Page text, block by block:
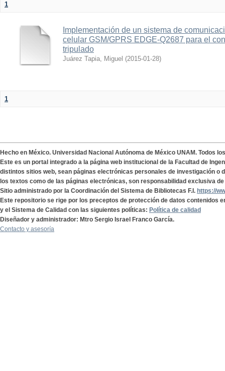
1
Implementación de un sistema de
celular GSM/GPRS EDGE-Q2687 para el
tripulado
Juárez Tapia, Miguel (2015-01-28)
1
Hecho en México. Universidad Nacional Autónoma de México UNAM. Todos
Este es un portal integrado a la página web institucional de la Facultad de
distintos sitios web, sean páginas electrónicas personales de investigación o
los textos como de las páginas electrónicas, son responsabilidad exclusiva
Sitio administrado por la Coordinación del Sistema de Bibliotecas F.I. https://
Este repositorio se rige por los preceptos de protección de datos contenidos
y el Sistema de Calidad con las siguientes políticas: Política de calidad
Diseñador y administrador: Mtro Sergio Israel Franco García.
Contacto y asesoría